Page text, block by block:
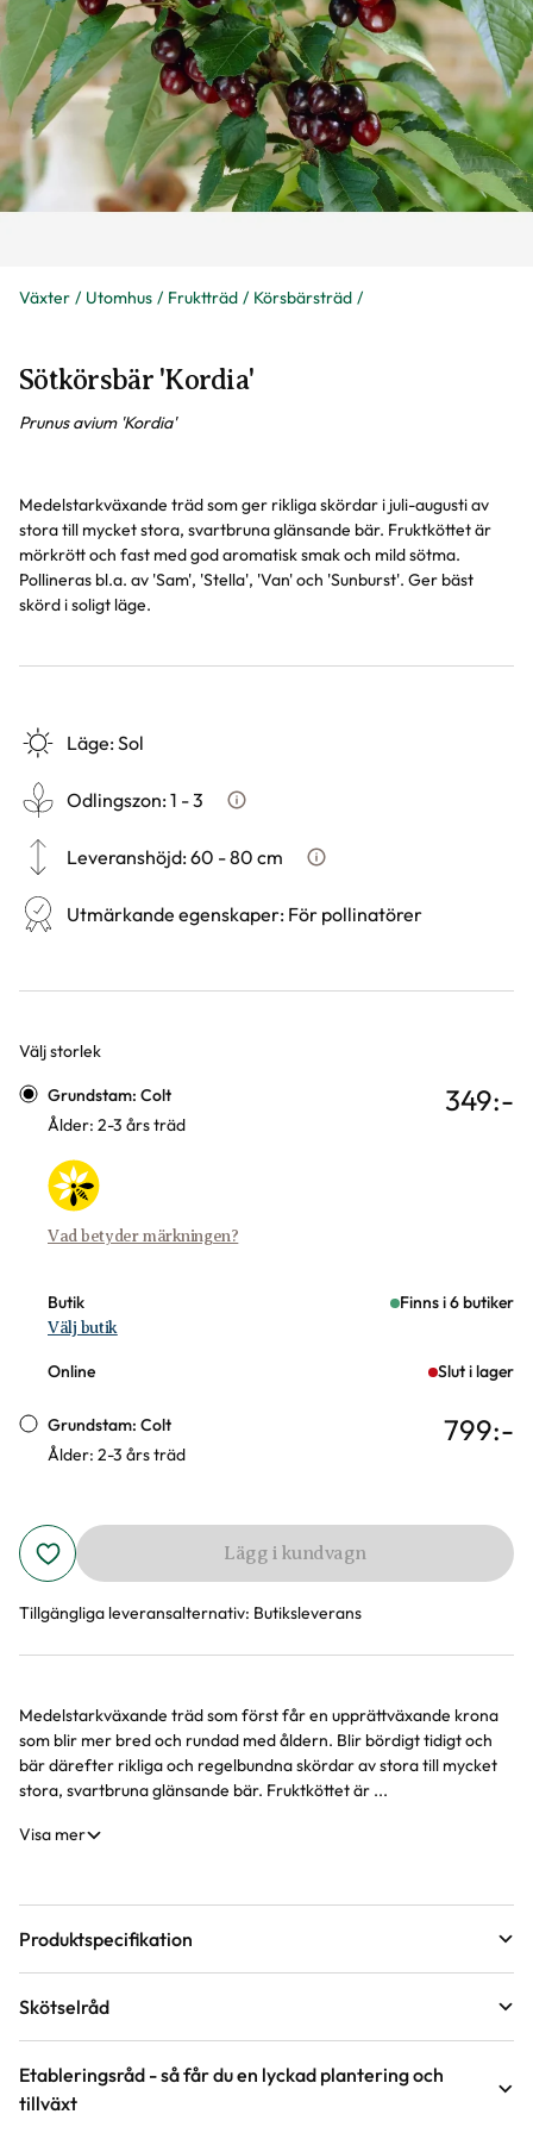
Växter Utomhus Fruktträd Körsbärsträd
Sötkörsbär 'Kordia'
Prunus avium 'Kordia'
Medelstarkväxande träd som ger rikliga skördar i juli-augusti av
stora till mycket stora, svartbruna glänsande bär. Fruktköttet är
mörkrött och fast med god aromatisk smak och mild sötma.
Pollineras bl.a. av 'Sam', 'Stella', 'Van' och 'Sunburst'. Ger bäst
skörd i soligt läge.
Läge:Sol
Odlingszon:1 - 3 Vad är odlingszon?
Leveranshöjd:60 - 80 cm Hur vi mäter leveranshöjd på
Utmärkande egenskaper: För pollinatörer
Välj storlek
Varianter
Grundstam: Colt
Ålder: 2-3 års träd
Vad betyder märkningen?
349:-
Butik Finns i 6 butiker
Välj butik
Online Slut i lager
Grundstam: Colt
Ålder: 2-3 års träd
799:-
Lägg i kundvagn
Tillgängliga leveransalternativ: Butiksleverans
Produktinformation
Medelstarkväxande träd som först får en upprättväxande krona
som blir mer bred och rundad med åldern. Blir bördigt tidigt och
bär därefter rikliga och regelbundna skördar av stora till mycket
stora, svartbruna glänsande bär. Fruktköttet är ...
Visa mer
Produktspecifikation
Krukstorlek
Hur vi mäter leveranshöjd på växter
Förväntad sluthöjd
Skötselråd
Läge Sol
Etableringsråd - så får du en lyckad plantering och
tillväxt